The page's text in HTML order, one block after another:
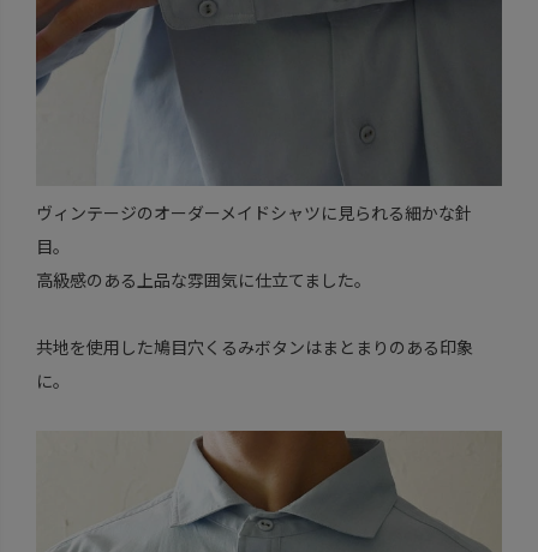
ヴィンテージのオーダーメイドシャツに見られる細かな針
目。
高級感のある上品な雰囲気に仕立てました。
共地を使用した鳩目穴くるみボタンはまとまりのある印象
に。